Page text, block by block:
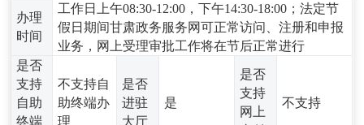
办理
时间
工作日上午08:30-12:00，下午14:30-18:00；法定节
假日期间甘肃政务服务网可正常访问、注册和申报
业务，网上受理审批工作将在节后正常进行
是否
支持
自助
终端
不支持自
助终端办
理
是否
进驻
大厅
是
是否
支持
网上
不支持